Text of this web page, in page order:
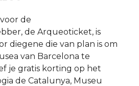
de
de Arqueoticket, is
diegene die van plan is om
van Barcelona te
je gratis korting op het
de Catalunya, Museu